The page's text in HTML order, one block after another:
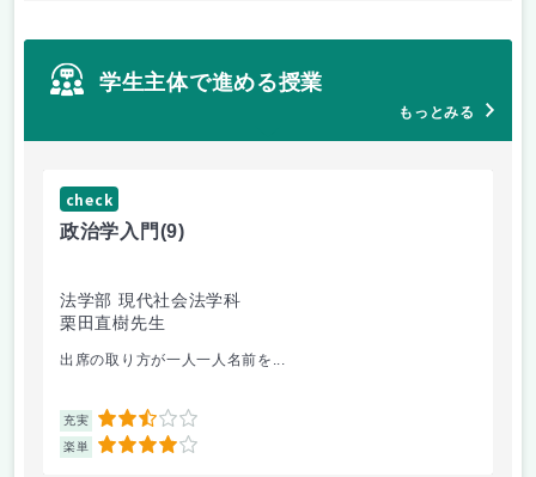
学生主体で進める授業
もっとみる
check
政治学入門(9)
法学部 現代社会法学科
栗田直樹先生
出席の取り方が一人一人名前を...
充実 2.5
楽単 4